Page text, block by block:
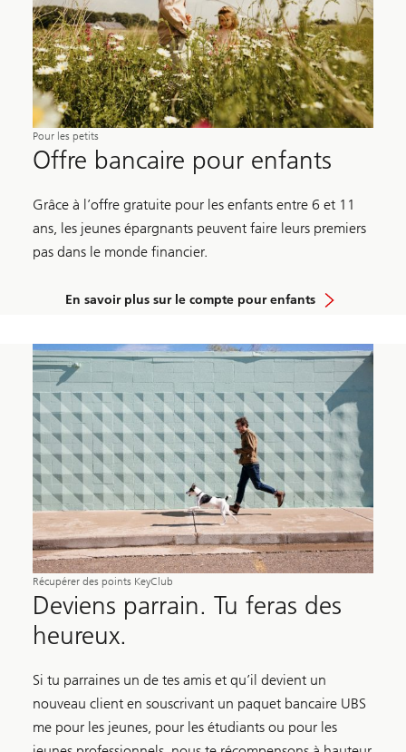
Pour les petits
Offre bancaire pour enfants
Grâce à l’offre gratuite pour les enfants entre 6 et 11
ans, les jeunes épargnants peuvent faire leurs premiers
pas dans le monde financier.
En savoir plus sur le compte pour enfants
Récupérer des points KeyClub
Deviens parrain. Tu feras des
heureux.
Si tu parraines un de tes amis et qu’il devient un
nouveau client en souscrivant un paquet bancaire UBS
me pour les jeunes, pour les étudiants ou pour les